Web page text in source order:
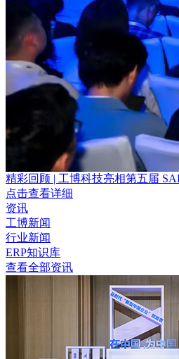
精彩回顾 | 工博科技亮相第五届
点击查看详细
资讯
工博新闻
行业新闻
ERP知识库
查看全部资讯